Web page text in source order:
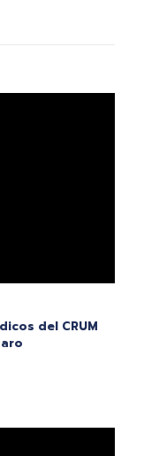
del CRUM